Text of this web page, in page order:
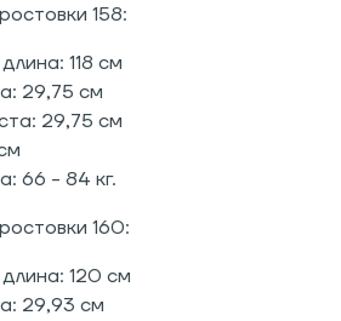
158:
118 см
29,75 см
29,75 см
66 - 84 кг.
160:
120 см
29,93 см